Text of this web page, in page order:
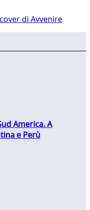
di Avvenire
America. A
e Perù